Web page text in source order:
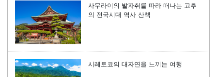
사무라이의 발자취를 따라 떠나는 고후
의 전국시대 역사 산책
시레토코의 대자연을 느끼는 여행